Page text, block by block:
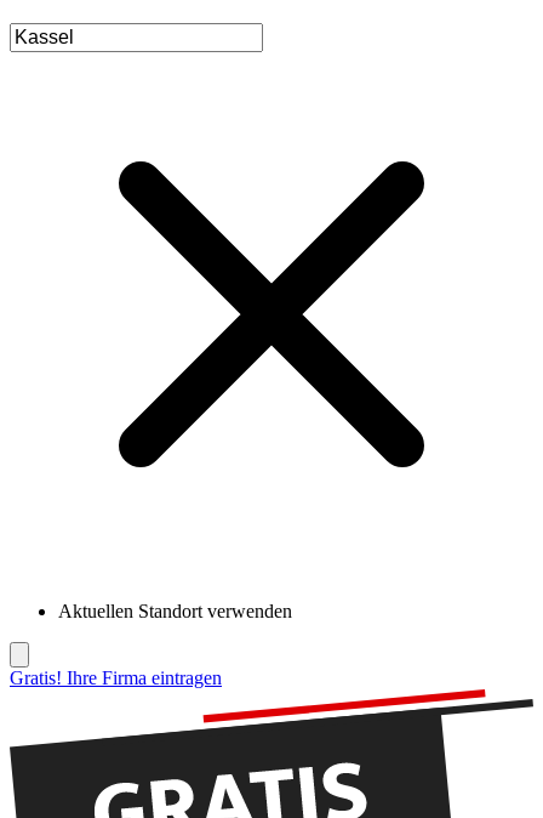
Aktuellen Standort verwenden
Gratis! Ihre Firma eintragen